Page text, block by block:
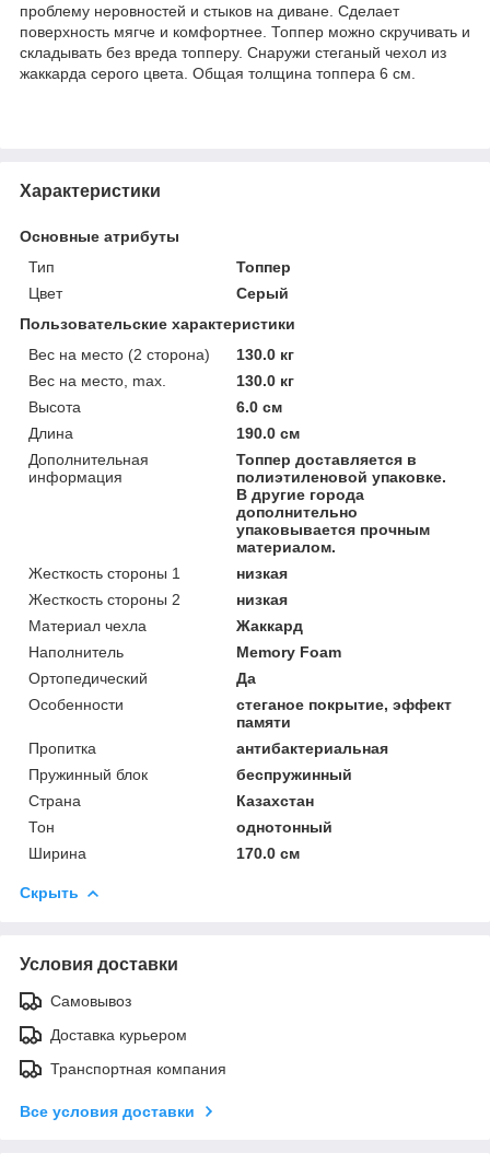
проблему неровностей и стыков на диване. Сделает
поверхность мягче и комфортнее. Топпер можно скручивать и
складывать без вреда топперу. Снаружи стеганый чехол из
жаккарда серого цвета. Общая толщина топпера 6 см.
Характеристики
Основные атрибуты
Тип
Топпер
Цвет
Серый
Пользовательские характеристики
Вес на место (2 сторона)
130.0 кг
Вес на место, max.
130.0 кг
Высота
6.0 см
Длина
190.0 см
Дополнительная
информация
Топпер доставляется в
полиэтиленовой упаковке.
В другие города
дополнительно
упаковывается прочным
материалом.
Жесткость стороны 1
низкая
Жесткость стороны 2
низкая
Материал чехла
Жаккард
Наполнитель
Memory Foam
Ортопедический
Да
Особенности
стеганое покрытие, эффект
памяти
Пропитка
антибактериальная
Пружинный блок
беспружинный
Страна
Казахстан
Тон
однотонный
Ширина
170.0 см
Скрыть
Условия доставки
Самовывоз
Доставка курьером
Транспортная компания
Все условия доставки